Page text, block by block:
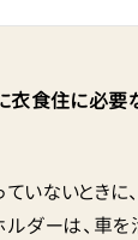
衣食住に必要
いないとき
ダーは、車を